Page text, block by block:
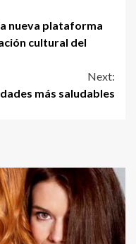
nueva plataforma
cultural del
Next:
más saludables